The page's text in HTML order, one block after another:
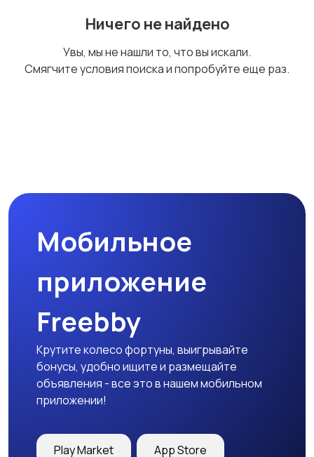
Тренажеры и фитнес Спортивное питание
Другое
Ничего не найдено
Увы, мы не нашли то, что вы искали.
Смягчите условия поиска и попробуйте еще раз.
Мобильное
приложение
Freebby
Крутите колесо фортуны, выигрывайте
бонусы, удобно ищите и размещайте
объявления - все это в нашем мобильном
приложении!
Play Market App Store